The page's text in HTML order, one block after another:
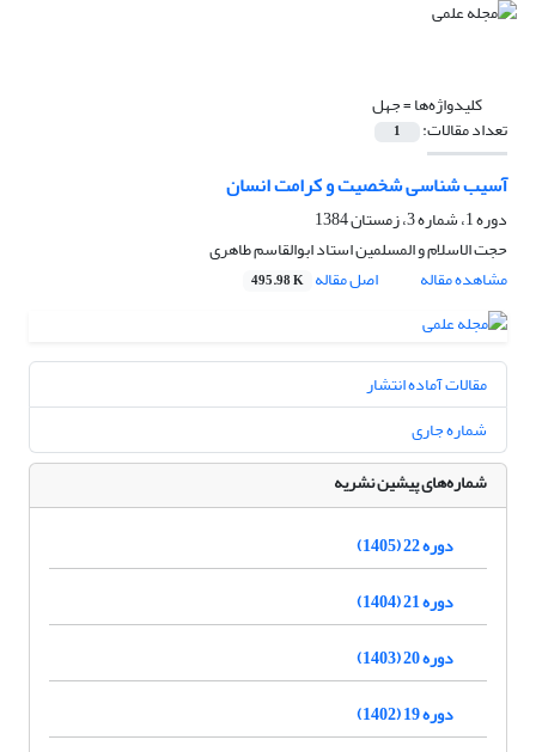
کلیدواژه‌ها =جهل
تعداد مقالات: 1
آسیب شناسی شخصیت و کرامت انسان
دوره 1، شماره 3، زمستان 1384
حجت الاسلام و المسلمین استاد ابوالقاسم طاهری
مشاهده مقاله
اصل مقاله 495.98 K
مقالات آماده انتشار
شماره جاری
شماره‌های پیشین نشریه
دوره 22 (1405)
دوره 21 (1404)
دوره 20 (1403)
دوره 19 (1402)